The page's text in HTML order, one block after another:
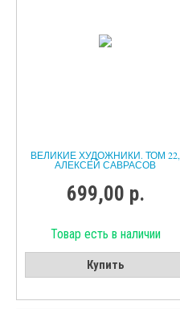
ВЕЛИКИЕ ХУДОЖНИКИ. ТОМ 22,
АЛЕКСЕЙ САВРАСОВ
699,00 р.
Товар есть в наличии
Купить